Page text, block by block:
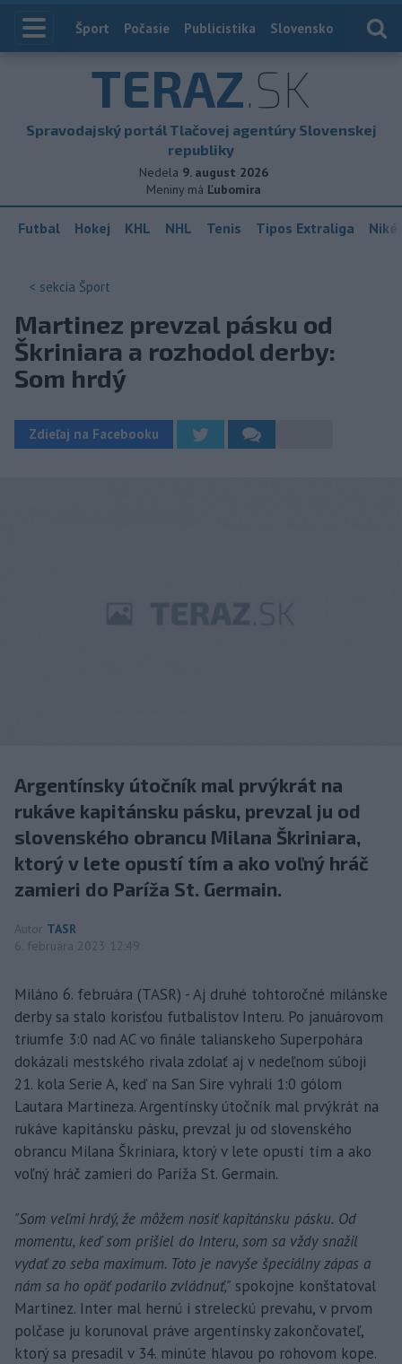
Index
Šport Počasie Publicistika Slovensko
TERAZ.SK
Spravodajský portál Tlačovej agentúry Slovenskej
republiky
Nedela 9. august 2026
Meniny má Ľubomíra
Futbal Hokej KHL NHL Tenis Tipos Extraliga
< sekcia Šport
Martinez prevzal pásku od
Škriniara a rozhodol derby:
Som hrdý
Zdieľaj na Facebooku
Argentínsky útočník mal prvýkrát na
rukáve kapitánsku pásku, prevzal ju od
slovenského obrancu Milana Škriniara,
ktorý v lete opustí tím a ako voľný hráč
zamieri do Paríža St. Germain.
Autor TASR
6. februára 2023 12:49
Miláno 6. februára (TASR) - Aj druhé tohtoročné milánske
derby sa stalo korisťou futbalistov Interu. Po januárovom
triumfe 3:0 nad AC vo finále talianskeho Superpohára
dokázali mestského rivala zdolať aj v nedeľnom súboji
21. kola Serie A, keď na San Sire vyhrali 1:0 gólom
Lautara Martineza. Argentínsky útočník mal prvýkrát na
rukáve kapitánsku pásku, prevzal ju od slovenského
obrancu Milana Škriniara, ktorý v lete opustí tím a ako
voľný hráč zamieri do Paríža St. Germain.
"Som veľmi hrdý, že môžem nosiť kapitánsku pásku. Od
momentu, keď som prišiel do Interu, som sa vždy snažil
vydať zo seba maximum. Toto je navyše špeciálny zápas a
nám sa ho opäť podarilo zvládnuť," spokojne konštatoval
Martinez. Inter mal hernú i streleckú prevahu, v prvom
polčase ju korunoval práve argentínsky zakončovateľ,
ktorý sa presadil v 34. minúte hlavou po rohovom kope.